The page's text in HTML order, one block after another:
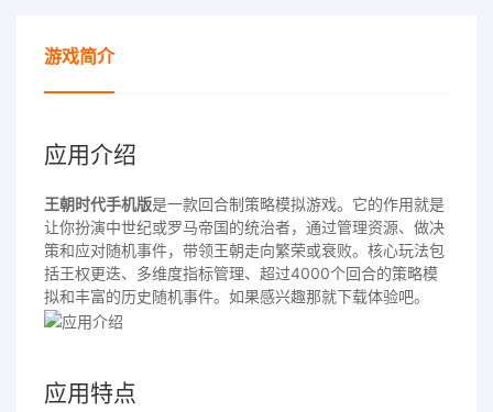
游戏简介
应用介绍
王朝时代手机版是一款回合制策略模拟游戏。它的作用就是
让你扮演中世纪或罗马帝国的统治者，通过管理资源、做决
策和应对随机事件，带领王朝走向繁荣或衰败。核心玩法包
括王权更迭、多维度指标管理、超过4000个回合的策略模
拟和丰富的历史随机事件。如果感兴趣那就下载体验吧。
应用特点